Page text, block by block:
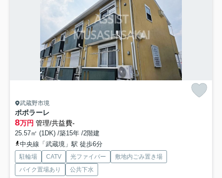
武蔵野市境
ポポラーレ
8万円 管理/共益費-
25.57㎡ (1DK) /築15年 /2階建
中央線「武蔵境」駅 徒歩6分
駐輪場 CATV 光ファイバー
敷地内ごみ置き場
バイク置場あり
公共下水